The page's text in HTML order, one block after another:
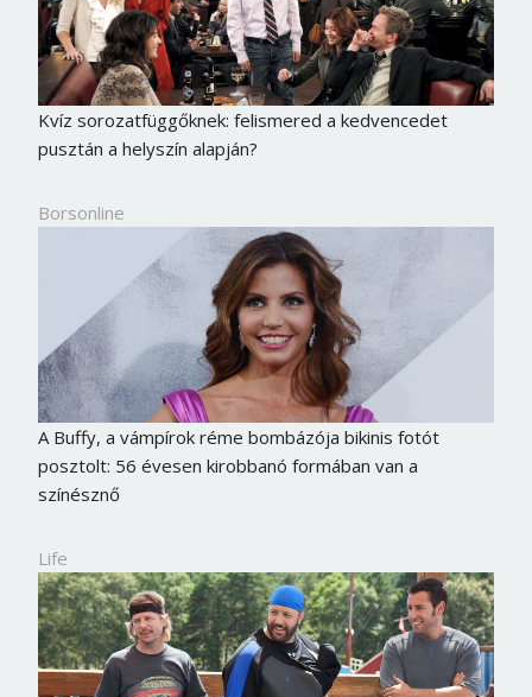
Kvíz sorozatfüggőknek: felismered a kedvencedet
pusztán a helyszín alapján?
Borsonline
A Buffy, a vámpírok réme bombázója bikinis fotót
posztolt: 56 évesen kirobbanó formában van a
színésznő
Life